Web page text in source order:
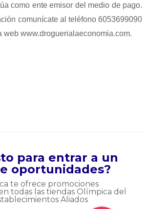
como ente emisor del medio de pago.
comunícate al teléfono 6053699090
web www.droguerialaeconomia.com.
para entrar a un
oportunidades?
te ofrece promociones
todas las tiendas Olímpica del
Aliados